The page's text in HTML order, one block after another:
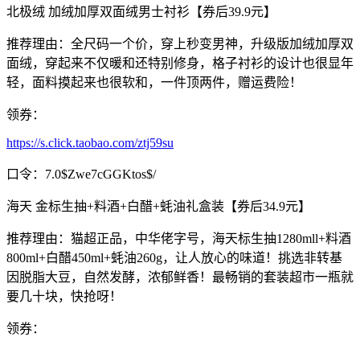
北极绒 加绒加厚双面绒男士衬衫【券后39.9元】
推荐理由：全尺码一个价，穿上秒变男神，升级版加绒加厚双
面绒，穿起来不仅暖和还特别修身，格子衬衫的设计也很显年
轻，面料摸起来也很软和，一件顶两件，赠运费险！
领券：
https://s.click.taobao.com/ztj59su
口令：7.0$Zwe7cGGKtos$/
海天 金标生抽+料酒+白醋+蚝油礼盒装【券后34.9元】
推荐理由：猫超正品，中华佬字号，海天标生抽1280mll+料酒
800ml+白醋450ml+蚝油260g，让人放心的味道！挑选非转基
因脱脂大豆，自然发酵，浓郁鲜香！最畅销的套装超市一瓶就
要几十块，快抢呀！
领券：